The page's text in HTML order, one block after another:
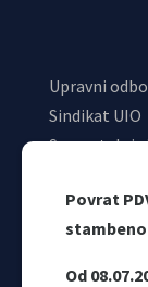
Povrat
Od
Upravni
Sindikat UIO
Samostalni
Odjeljenje